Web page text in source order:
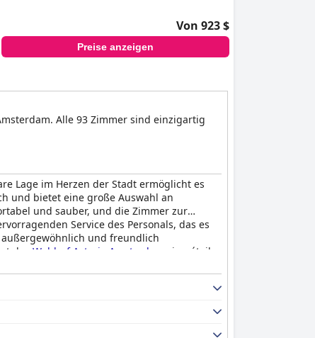
Von 923 $
Preise anzeigen
Alle 93 Zimmer sind einzigartig
Lage im Herzen der Stadt ermöglicht es
und bietet eine große Auswahl an
und sauber, und die Zimmer zur
Service des Personals, das es
und freundlich
das Waldorf Astoria Amsterdam
cinq étoiles